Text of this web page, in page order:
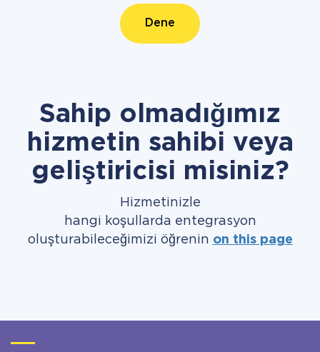
Dene
Sahip olmadığımız
hizmetin sahibi veya
geliştiricisi misiniz?
Hizmetinizle
hangi koşullarda entegrasyon
oluşturabileceğimizi öğrenin on this page